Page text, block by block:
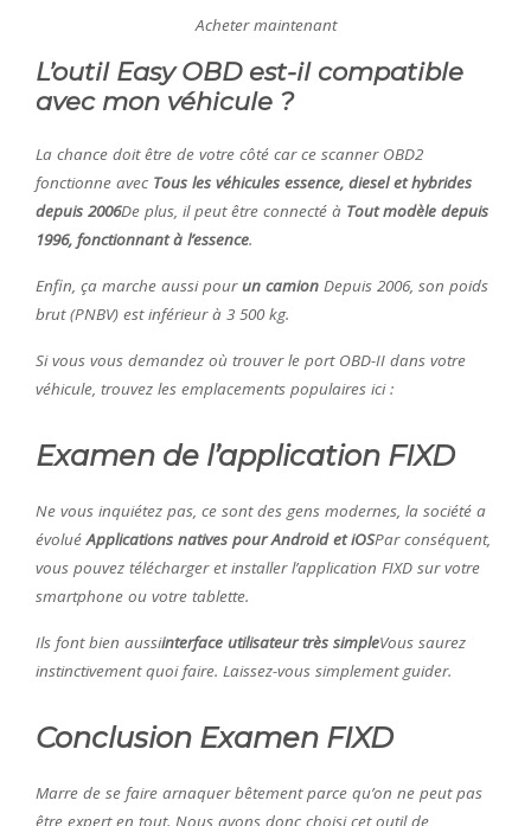
Acheter maintenant
L’outil Easy OBD est-il compatible
avec mon véhicule ?
La chance doit être de votre côté car ce scanner OBD2
fonctionne avec Tous les véhicules essence, diesel et hybrides
depuis 2006De plus, il peut être connecté à Tout modèle depuis
1996, fonctionnant à l’essence.
Enfin, ça marche aussi pourun camion Depuis 2006, son poids
brut (PNBV) est inférieur à 3 500 kg.
Si vous vous demandez où trouver le port OBD-II dans votre
véhicule, trouvez les emplacements populaires ici :
Examen de l’application FIXD
Ne vous inquiétez pas, ce sont des gens modernes, la société a
évoluéApplications natives pour Android et iOSPar conséquent,
vous pouvez télécharger et installer l’application FIXD sur votre
smartphone ou votre tablette.
Ils font bien aussiinterface utilisateur très simpleVous saurez
instinctivement quoi faire. Laissez-vous simplement guider.
Conclusion Examen FIXD
Marre de se faire arnaquer bêtement parce qu’on ne peut pas
être expert en tout. Nous avons donc choisi cet outil de